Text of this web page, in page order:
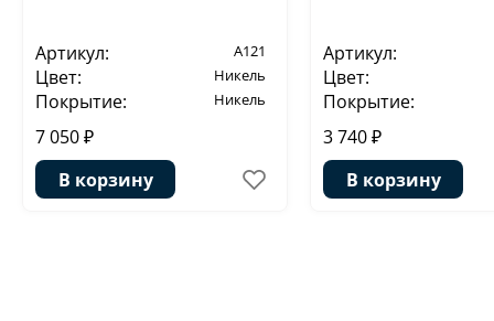
Артикул: A121
Цвет: Никель
Покрытие: Никель
7 050 ₽
В корзину
Артикул:
Цвет:
Покрытие:
3 740 ₽
В корзину